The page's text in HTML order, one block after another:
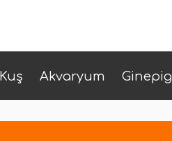
Kuş Akvaryum Ginepig